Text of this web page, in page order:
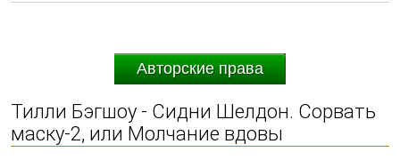
Авторские права
Тилли Бэгшоу - Сидни Шелдон. Сорвать
маску-2, или Молчание вдовы